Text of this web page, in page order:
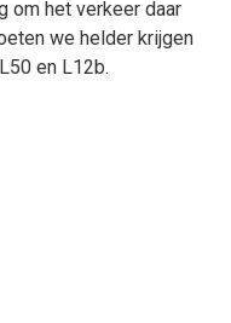
om het verkeer daar
we helder krijgen
en L12b.